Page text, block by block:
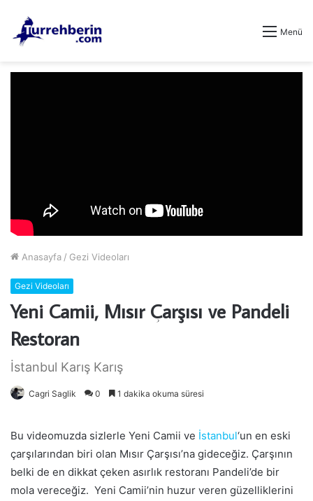
Menü
Anasayfa / Gezi Videoları
Gezi Videoları
Yeni Camii, Mısır Çarşısı ve Pandeli
Restoran
İstanbul Karış Karış
Cagri Saglik 0 1 dakika okuma süresi
Bu videomuzda sizlerle Yeni Camii ve İstanbul‘un en eski
çarşılarından biri olan Mısır Çarşısı’na gideceğiz. Çarşının
belki de en dikkat çeken asırlık restoranı Pandeli’de bir
mola vereceğiz. Yeni Camii’nin huzur veren güzelliklerini